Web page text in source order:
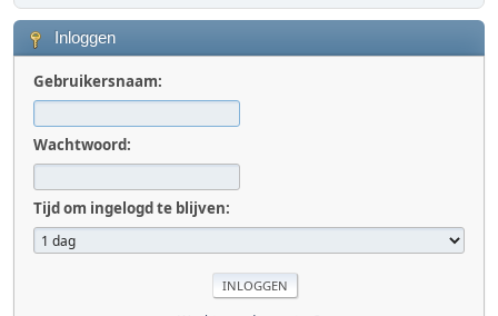
Inloggen
Gebruikersnaam:
Wachtwoord:
Tijd om ingelogd te blijven: